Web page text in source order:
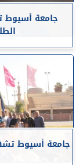
جامعة أسيوط